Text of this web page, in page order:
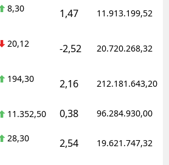
8,30 1,47 11.913.199,52
20,12 -2,52 20.720.268,32
194,30 2,16 212.181.643,20
11.352,50 0,38 96.284.930,00
28,30 2,54 19.621.747,32